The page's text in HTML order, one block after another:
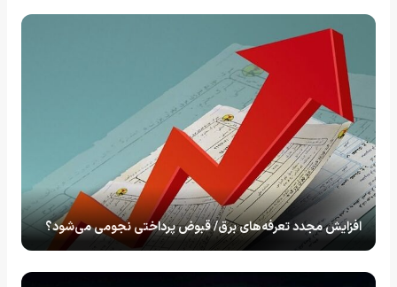
افزایش مجدد تعرفه‌های برق/ قبوض پرداختی نجومی می‌شود؟